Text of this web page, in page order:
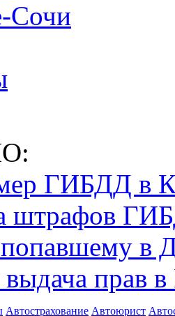
Сочи
ГИБДД в
штрафов
в
прав
Автострахование Автоюрист